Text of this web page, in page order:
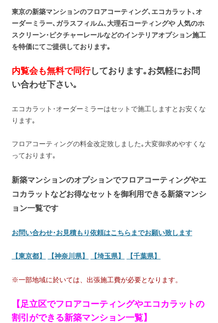
東京の新築マンションのフロアコーティング､エコカラット､オ
ーダーミラー､ガラスフィルム､大理石コーティングや 人気のホ
スクリーン･ピクチャーレールなどのインテリアオプション施工
を特価にてご提供しております｡
内覧会も無料で同行しております｡お気軽にお問
い合わせ下さい｡
エコカラット･オーダーミラーはセットで施工しますとお安くな
ります｡
フロアコーティングの料金改定致しました｡大変御求めやすくな
っております｡
新築マンションのオプションでフロアコーティングやエ
コカラットなどお得なセットを御利用できる新築マンシ
ョン一覧です
お問い合わせ･お見積もり依頼はこちらまでお願い致します
【東京都】 【神奈川県】 【埼玉県】 【千葉県】
※一部地域に於いては、出張施工費が必要となります。
【足立区でフロアコーティングやエコカラットの
割引ができる新築マンション一覧】